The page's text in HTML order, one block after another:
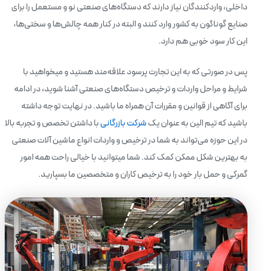
داخلی، واردکنندگان نیاز دارند که دستگاه‌های صنعتی نو و مستعمل را برای
صنایع گوناگون به کشور وارد کنند و البته در کنار همه چالش‌ها و سختی‌ها،
این کار سود خوبی هم دارد.
پس در صورتی که به این تجارت پرسود علاقه‌مند هستید و میخواهید با
شرایط و مراحل واردات و ترخیص دستگاه‌های صنعتی آشنا شوید، در ادامه
برای آگاهی از قوانین و مقررات آن همراه ما باشید. در نهایت توجه داشته
باشید که تیم الین به عنوان یکشرکت بازرگانیبا داشتن تخصص و تجربه بالا
در این حوزه می‌تواند به شما در ترخیص و واردات انواع ماشین آلات صنعتی
به بهترین شکل ممکن کمک کند. شما میتوانید با خیالی راحت همه امور
گمرکی و حمل بار خود را به ترخیص کاران و متخصصین ما بسپارید.